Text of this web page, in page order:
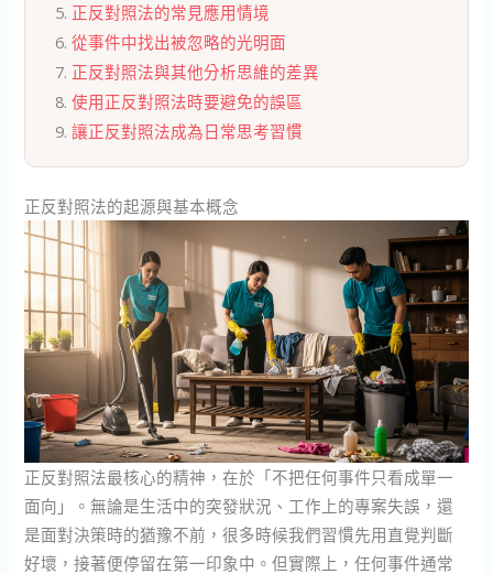
正反對照法的常見應用情境
從事件中找出被忽略的光明面
正反對照法與其他分析思維的差異
使用正反對照法時要避免的誤區
讓正反對照法成為日常思考習慣
正反對照法的起源與基本概念
正反對照法最核心的精神，在於「不把任何事件只看成單一
面向」。無論是生活中的突發狀況、工作上的專案失誤，還
是面對決策時的猶豫不前，很多時候我們習慣先用直覺判斷
好壞，接著便停留在第一印象中。但實際上，任何事件通常